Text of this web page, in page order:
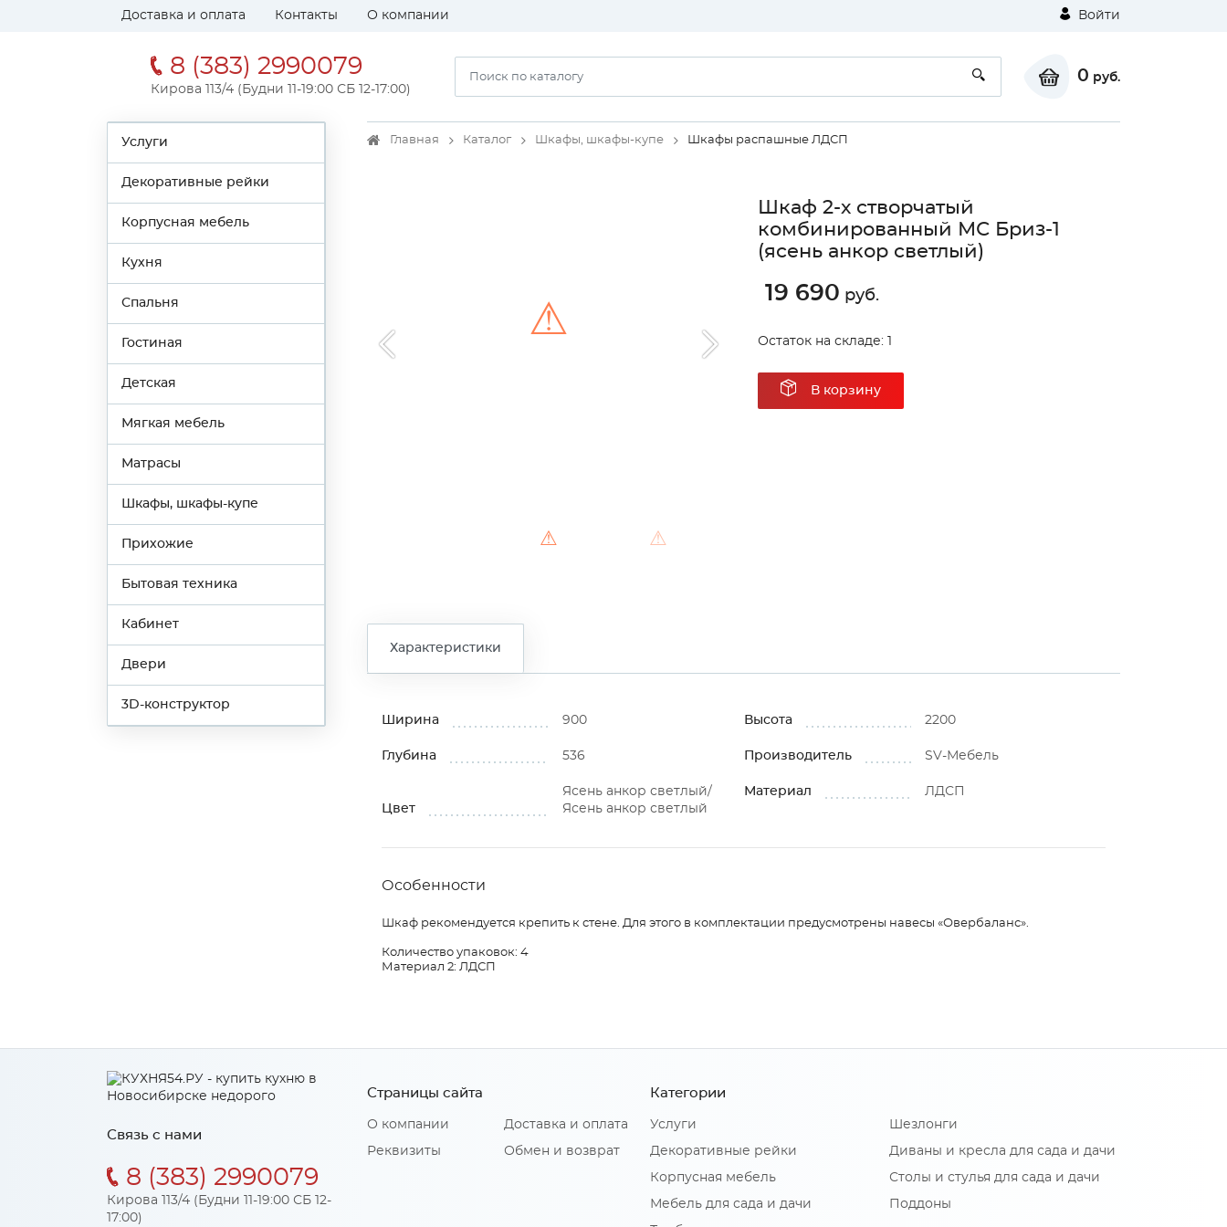
Доставка и оплата Контакты О компании Войти
8 (383) 2990079
Кирова 113/4 (Будни 11-19:00 СБ 12-17:00)
0 руб.
Услуги
Декоративные рейки
Корпусная мебель
Кухня
Спальня
Гостиная
Детская
Мягкая мебель
Матрасы
Шкафы, шкафы-купе
Прихожие
Бытовая техника
Кабинет
Двери
3D-конструктор
Главная Каталог Шкафы, шкафы-купе Шкафы распашные ЛДСП
⚠ ⚠
⚠
Шкаф 2-х створчатый
комбинированный МС Бриз-1
(ясень анкор светлый)
19 690 руб.
Остаток на складе: 1
В корзину
Характеристики
Ширина 900 Высота 2200
Глубина 536 Производитель SV-Мебель
Цвет
Ясень анкор светлый/
Ясень анкор светлый
Материал ЛДСП
Особенности
Шкаф рекомендуется крепить к стене. Для этого в комплектации предусмотрены навесы «Овербаланс».
Количество упаковок: 4
Материал 2: ЛДСП
Связь с нами
8 (383) 2990079
Кирова 113/4 (Будни 11-19:00 СБ 12-
17:00)
Страницы сайта
О компании
Реквизиты
Доставка и оплата
Обмен и возврат
Категории
Услуги
Декоративные рейки
Корпусная мебель
Мебель для сада и дачи
Шезлонги
Диваны и кресла для сада и дачи
Столы и стулья для сада и дачи
Поддоны